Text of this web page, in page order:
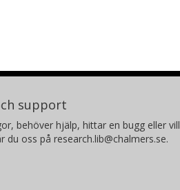
support
behöver hjälp, hittar en bugg eller vill
du oss på research.lib@chalmers.se.